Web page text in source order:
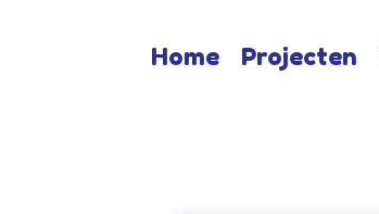
Home Projecten